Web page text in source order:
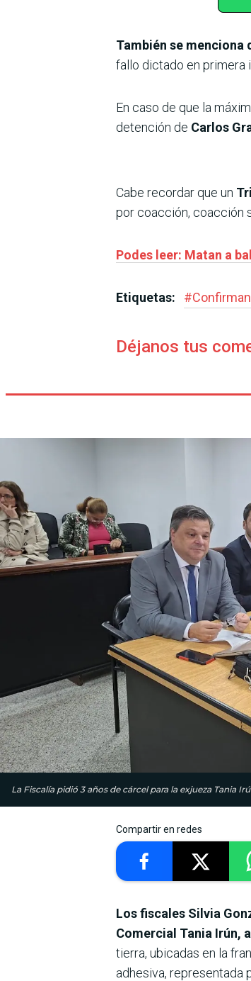
También se
fallo dictado en primera
En caso de que la
detención de Carlos
Cabe recordar que un
por coacción, coacción
Podes leer: Matan a
Etiquetas: #Confirman
Déjanos tus
La Fiscalía pidió 3 años de cárcel para la exjueza Tania
Compartir en redes
Los fiscales Silvia
Comercial Tania Irún,
tierra, ubicadas en la
adhesiva, representada